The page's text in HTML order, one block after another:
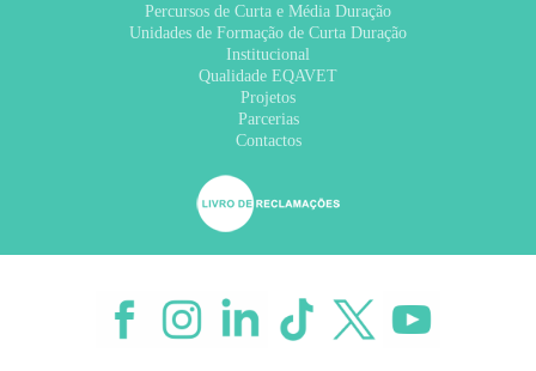
Percursos de Curta e Média Duração
Unidades de Formação de Curta Duração
Institucional
Qualidade EQAVET
Projetos
Parcerias
Contactos